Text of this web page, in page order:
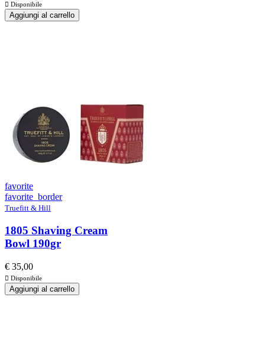
 Disponibile
Aggiungi al carrello
favorite
favorite_border
Truefitt & Hill
1805 Shaving Cream
Bowl 190gr
€ 35,00
 Disponibile
Aggiungi al carrello